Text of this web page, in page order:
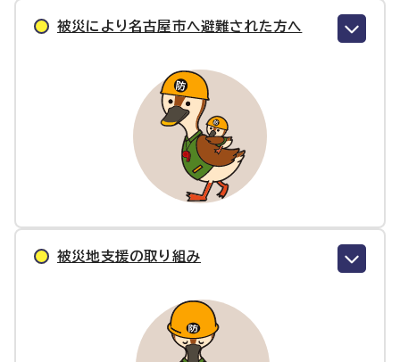
被災により名古屋市へ避難された方へ
被災地支援の取り組み